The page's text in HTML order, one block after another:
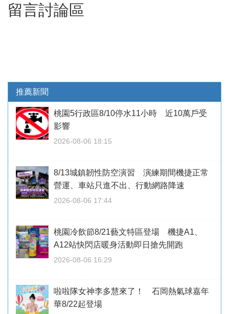
留言討論區
推薦新聞
桃園5行政區8/10停水11小時 近10萬戶受
影響
2026-08-06 18:15
8/13城鎮韌性防空演習 演練期間機捷正常
營運、車站只進不出、行動網路降速
2026-08-06 17:44
桃園冷飲節8/21藝文特區登場 機捷A1、
A12站快閃店暖身活動即日搶先開跑
2026-08-06 16:29
啦啦隊女神李多慧來了！ 石岡熱氣球嘉年
華8/22起登場